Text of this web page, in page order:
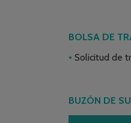
BOLSA DE
Solicitud de
BUZÓN DE